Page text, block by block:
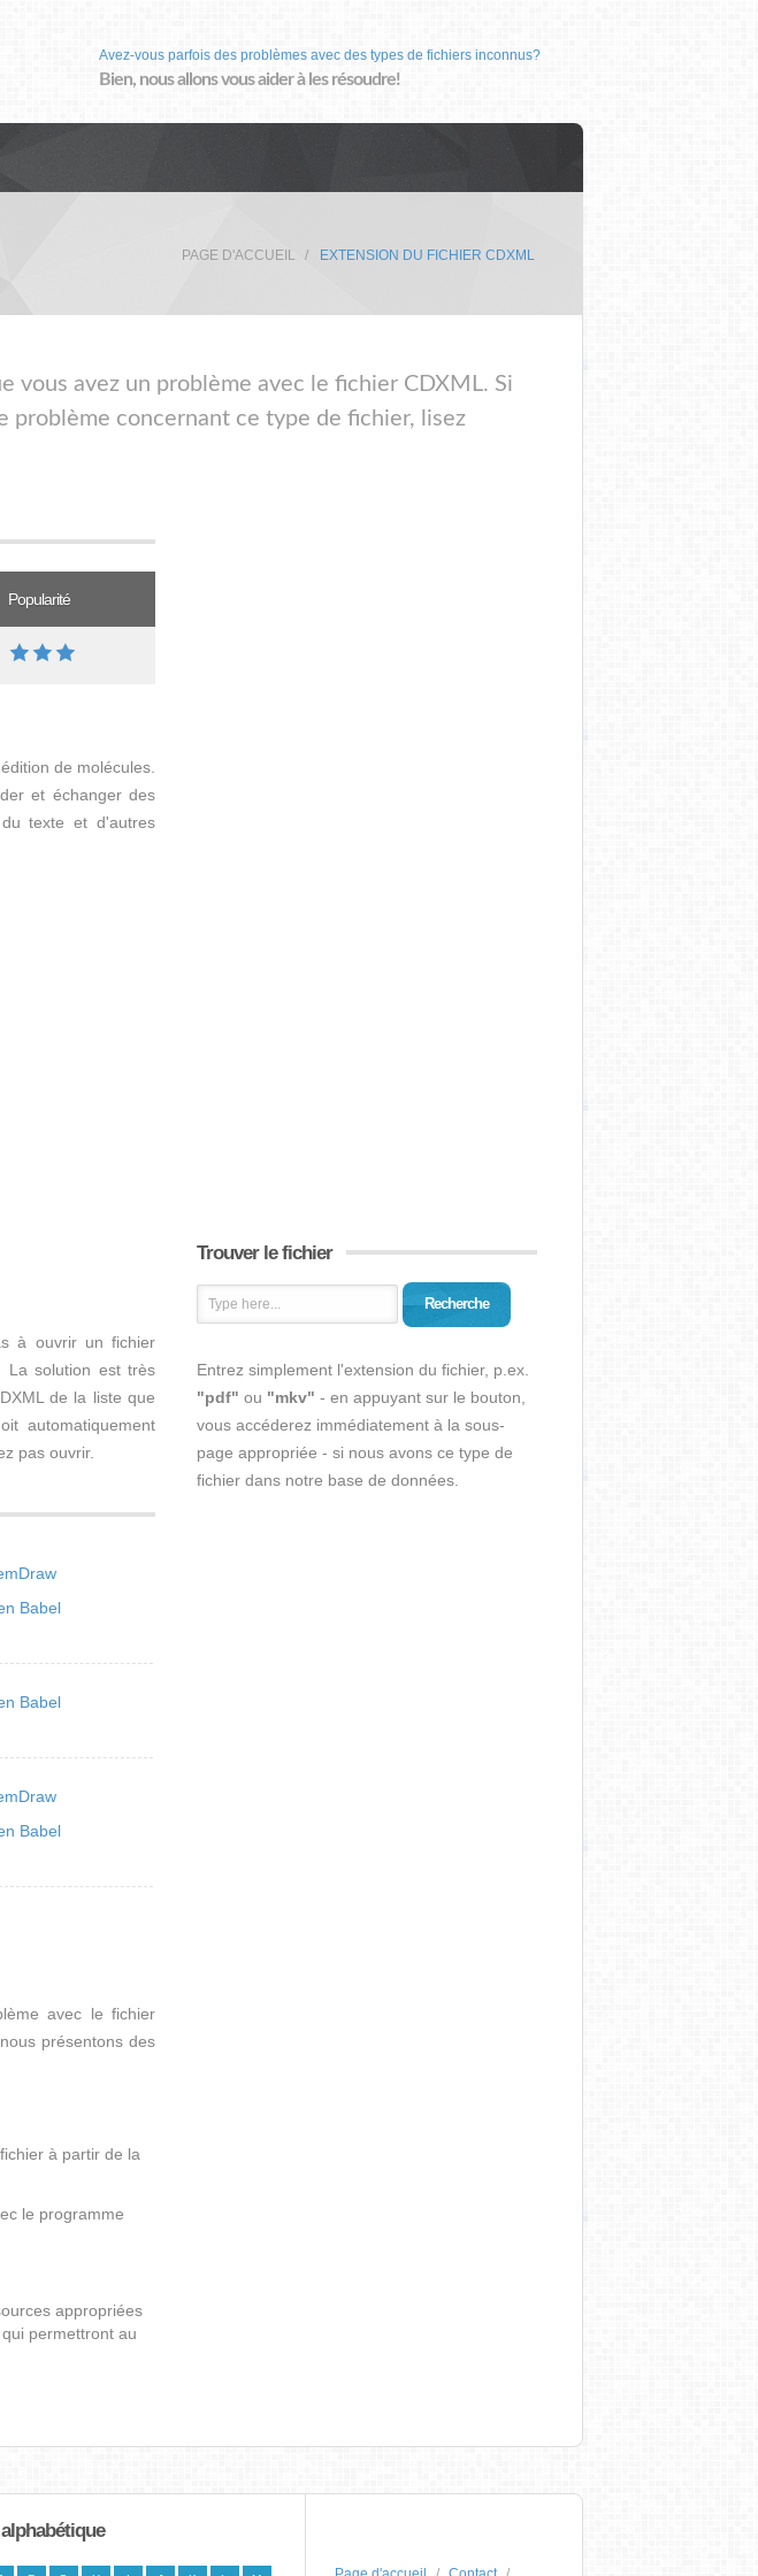
Avez-vous parfois des problèmes avec des types de fichiers inconnus?
Bien, nous allons vous aider à les résoudre!
PAGE D'ACCUEIL EXTENSION DU FICHIER CDXML
vous avez un problème avec le fichier CDXML. Si
problème concernant ce type de fichier, lisez
Popularité
de molécules.
et échanger des
texte et d'autres
à ouvrir un fichier
La solution est très
de la liste que
automatiquement
pas ouvrir.
Babel
Babel
Babel
avec le fichier
présentons des
à partir de la
le programme
appropriées
permettront au
Trouver le fichier
Recherche
Entrez simplement l'extension du fichier, p.ex.
"pdf" ou "mkv" - en appuyant sur le bouton,
vous accéderez immédiatement à la sous-
page appropriée - si nous avons ce type de
fichier dans notre base de données.